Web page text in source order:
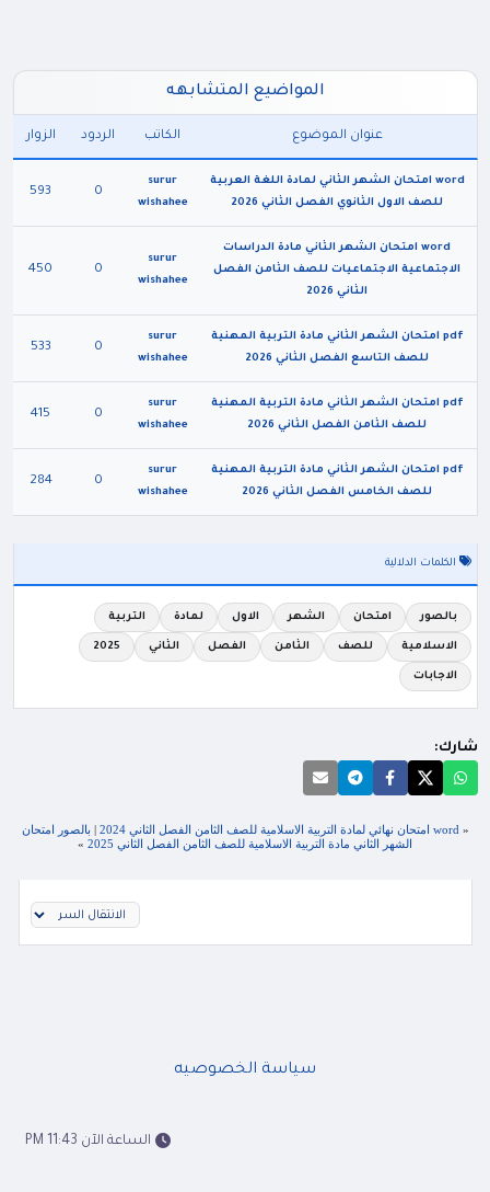
المواضيع المتشابهه
عنوان الموضوع الكاتب الردود الزوار
word امتحان الشهر الثاني لمادة اللغة العربية
للصف الاول الثانوي الفصل الثاني 2026
surur
wishahee
0
593
word امتحان الشهر الثاني مادة الدراسات
الاجتماعية الاجتماعيات للصف الثامن الفصل
الثاني 2026
surur
wishahee
0
450
pdf امتحان الشهر الثاني مادة التربية المهنية
للصف التاسع الفصل الثاني 2026
surur
wishahee
0
533
pdf امتحان الشهر الثاني مادة التربية المهنية
للصف الثامن الفصل الثاني 2026
surur
wishahee
0
415
pdf امتحان الشهر الثاني مادة التربية المهنية
للصف الخامس الفصل الثاني 2026
surur
wishahee
0
284
الكلمات الدلالية
بالصور امتحان الشهر الاول لمادة التربية
الاسلامية للصف الثامن الفصل الثاني 2025
الاجابات
شارك:
« word امتحان نهائي لمادة التربية الاسلامية للصف الثامن الفصل الثاني 2024 | بالصور امتحان
الشهر الثاني مادة التربية الاسلامية للصف الثامن الفصل الثاني 2025
»
سياسة الخصوصيه
الساعة الآن 11:43 PM